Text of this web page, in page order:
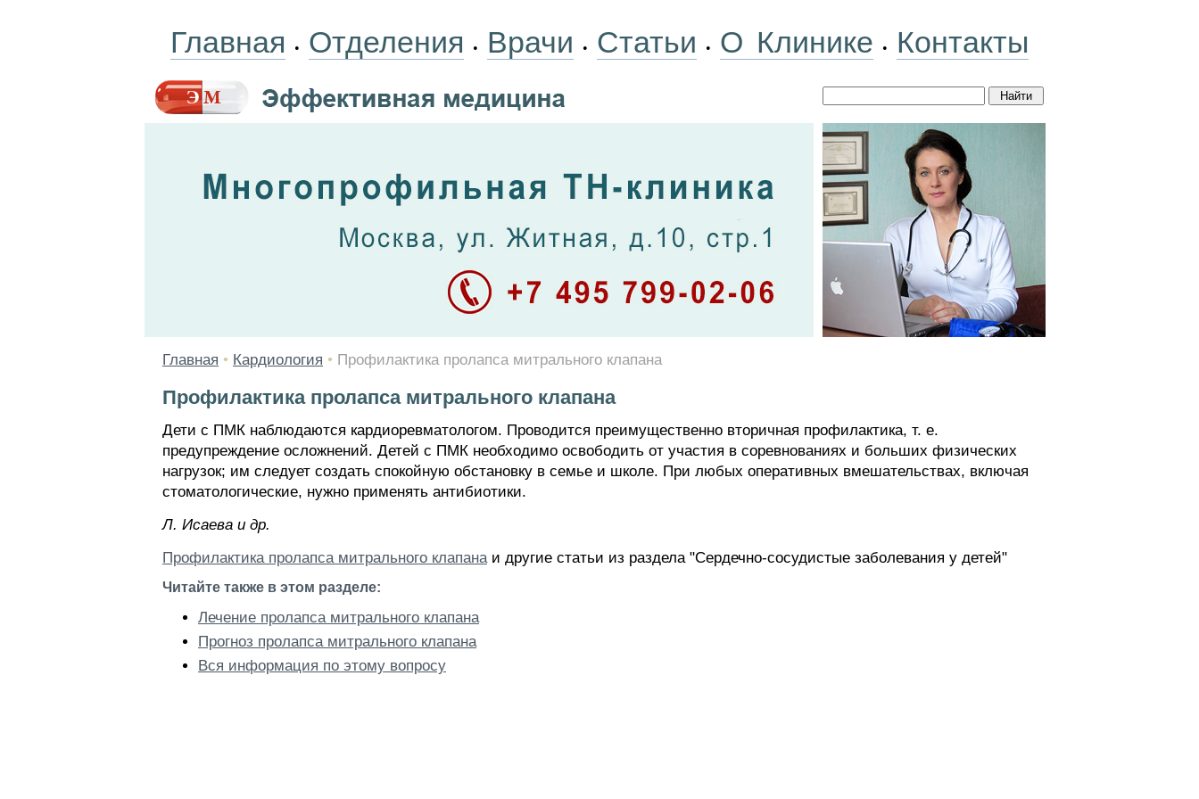
Главная • Отделения • Врачи • Статьи • О Клинике • Контакты
Главная • Кардиология • Профилактика пролапса митрального клапана
Профилактика пролапса митрального клапана
Дети с ПМК наблюдаются кардиоревматологом. Проводится преимущественно вторичная профилактика, т. е.
предупреждение осложнений. Детей с ПМК необходимо освободить от участия в соревнованиях и больших физических
нагрузок; им следует создать спокойную обстановку в семье и школе. При любых оперативных вмешательствах, включая
стоматологические, нужно применять антибиотики.
Л. Иcaeвa и др.
Профилактика пролапса митрального клапанаи другие статьи из раздела "Сердечно-сосудистые заболевания у детей"
Читайте также в этом разделе:
Лечение пролапса митрального клапана
Прогноз пролапса митрального клапана
Вся информация по этому вопросу